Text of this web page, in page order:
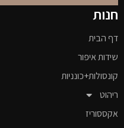
חנות
דף הבית
שידות איפור
קונסולות+כונניות
ריהוט
אקססוריז